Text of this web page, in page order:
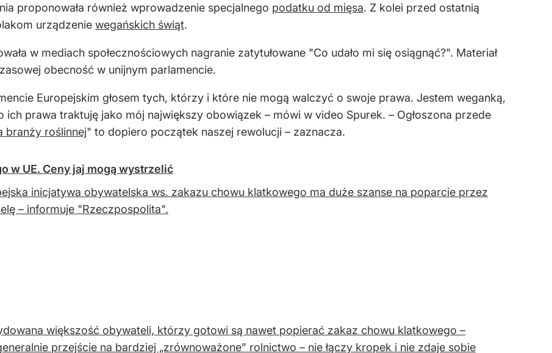
proponowała również wprowadzenie specjalnego podatku od mięsa. Z kolei przed ostatnią
urządzenie wegańskich świąt.
w mediach społecznościowych nagranie zatytułowane "Co udało mi się osiągnąć?". Materiał
obecność w unijnym parlamencie.
Europejskim głosem tych, którzy i które nie mogą walczyć o swoje prawa. Jestem weganką,
prawa traktuję jako mój największy obowiązek – mówi w video Spurek. – Ogłoszona przede
branży roślinnej" to dopiero początek naszej rewolucji – zaznacza.
w UE. Ceny jaj mogą wystrzelić
inicjatywa obywatelska ws. zakazu chowu klatkowego ma duże szanse na poparcie przez
– informuje "Rzeczpospolita".
większość obywateli, którzy gotowi są nawet popierać zakaz chowu klatkowego –
przejście na bardziej „zrównoważone” rolnictwo – nie łączy kropek i nie zdaje sobie